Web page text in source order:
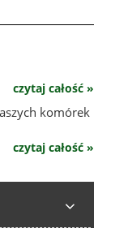
czytaj całość »
komórek
czytaj całość »